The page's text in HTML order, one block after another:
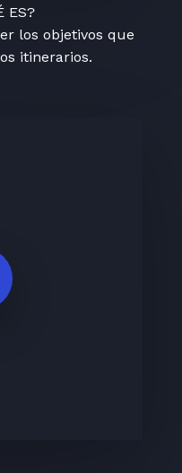
ES?
los objetivos que
itinerarios.